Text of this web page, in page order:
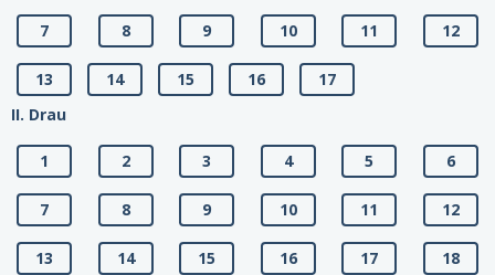
7 8 9 10 11 12
13 14 15 16
17
II. Drau
1 2 3 4 5 6
7 8 9 10 11 12
13 14 15 16 17 18